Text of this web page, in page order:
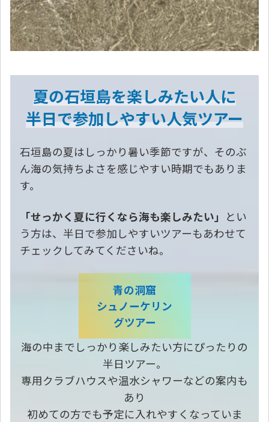
夏の石垣島を楽しみたい人に
半日で参加しやすい人気ツアー
石垣島の夏はしっかり暑い季節ですが、そのぶ
ん海の気持ちよさを感じやすい時期でもありま
す。
「せっかく夏に行くなら海も楽しみたい」 とい
う方は、半日で参加しやすいツアーもあわせて
チェックしてみてくださいね。
青の洞窟
シュノーケリン
グツアー
海の中までしっかり楽しみたい方にぴったりの
半日ツアー。
専用クラブハウスや温水シャワーなどの案内も
あり
初めての方でも予定に入れやすくなっていま